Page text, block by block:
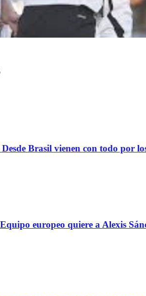
Brasil vienen con todo por
europeo quiere a Alexis